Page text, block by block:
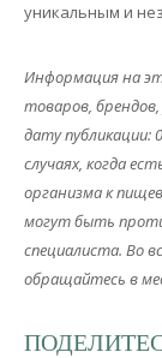
уникальным и
Информация на
товаров,
дату публикации:
случаях, когда
организма к
могут быть
специалиста. Во
обращайтесь в